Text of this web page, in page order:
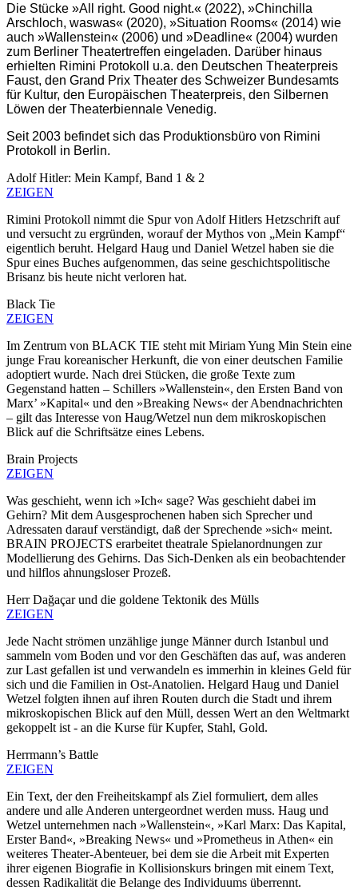
Die Stücke »All right. Good night.« (2022), »Chinchilla
Arschloch, waswas« (2020), »Situation Rooms« (2014) wie
auch »Wallenstein« (2006) und »Deadline« (2004) wurden
zum Berliner Theatertreffen eingeladen. Darüber hinaus
erhielten Rimini Protokoll u.a. den Deutschen Theaterpreis
Faust, den Grand Prix Theater des Schweizer Bundesamts
für Kultur, den Europäischen Theaterpreis, den Silbernen
Löwen der Theaterbiennale Venedig.
Seit 2003 befindet sich das Produktionsbüro von Rimini
Protokoll in Berlin.
Adolf Hitler: Mein Kampf, Band 1 & 2
ZEIGEN
Rimini Protokoll nimmt die Spur von Adolf Hitlers Hetzschrift auf
und versucht zu ergründen, worauf der Mythos von „Mein Kampf“
eigentlich beruht. Helgard Haug und Daniel Wetzel haben sie die
Spur eines Buches aufgenommen, das seine geschichtspolitische
Brisanz bis heute nicht verloren hat.
Black Tie
ZEIGEN
Im Zentrum von BLACK TIE steht mit Miriam Yung Min Stein eine
junge Frau koreanischer Herkunft, die von einer deutschen Familie
adoptiert wurde. Nach drei Stücken, die große Texte zum
Gegenstand hatten – Schillers »Wallenstein«, den Ersten Band von
Marx’ »Kapital« und den »Breaking News« der Abendnachrichten
– gilt das Interesse von Haug/Wetzel nun dem mikroskopischen
Blick auf die Schriftsätze eines Lebens.
Brain Projects
ZEIGEN
Was geschieht, wenn ich »Ich« sage? Was geschieht dabei im
Gehirn? Mit dem Ausgesprochenen haben sich Sprecher und
Adressaten darauf verständigt, daß der Sprechende »sich« meint.
BRAIN PROJECTS erarbeitet theatrale Spielanordnungen zur
Modellierung des Gehirns. Das Sich-Denken als ein beobachtender
und hilflos ahnungsloser Prozeß.
Herr Dağaçar und die goldene Tektonik des Mülls
ZEIGEN
Jede Nacht strömen unzählige junge Männer durch Istanbul und
sammeln vom Boden und vor den Geschäften das auf, was anderen
zur Last gefallen ist und verwandeln es immerhin in kleines Geld für
sich und die Familien in Ost-Anatolien. Helgard Haug und Daniel
Wetzel folgten ihnen auf ihren Routen durch die Stadt und ihrem
mikroskopischen Blick auf den Müll, dessen Wert an den Weltmarkt
gekoppelt ist - an die Kurse für Kupfer, Stahl, Gold.
Herrmann’s Battle
ZEIGEN
Ein Text, der den Freiheitskampf als Ziel formuliert, dem alles
andere und alle Anderen untergeordnet werden muss. Haug und
Wetzel unternehmen nach »Wallenstein«, »Karl Marx: Das Kapital,
Erster Band«, »Breaking News« und »Prometheus in Athen« ein
weiteres Theater-Abenteuer, bei dem sie die Arbeit mit Experten
ihrer eigenen Biografie in Kollisionskurs bringen mit einem Text,
dessen Radikalität die Belange des Individuums überrennt.